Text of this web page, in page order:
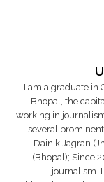
I am a graduate in
Bhopal, the
working in
several
Dainik Jagran
(Bhopal); Since
journalism.